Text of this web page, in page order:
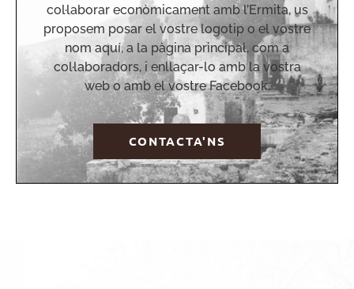
col·laborar econòmicament amb l’Ermita, us
proposem posar el vostre logotip o el vostre
nom aquí, a la pàgina principal, com a
col·laboradors, i enllaçar-lo amb la vostra
web o amb el vostre Facebook.
CONTACTA'NS